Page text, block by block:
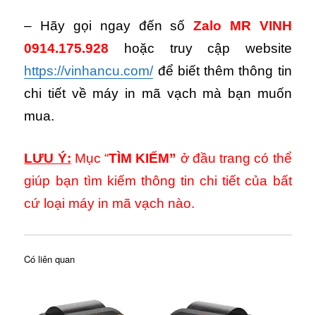
– Hãy gọi ngay đến sốZalo MR VINH
0914.175.928 hoặc truy cập website
https://vinhancu.com/để biết thêm thông tin
chi tiết về máy in mã vạch mà bạn muốn
mua.
LƯU Ý: Mục “TÌM KIẾM” ở đầu trang có thể
giúp bạn tìm kiếm thông tin chi tiết của bất
cứ loại máy in mã vạch nào.
Có liên quan